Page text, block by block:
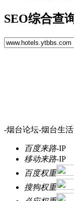
SEO综合查
-烟台论坛-烟台生
百度来路-IP
移动来路-IP
百度权重
搜狗权重